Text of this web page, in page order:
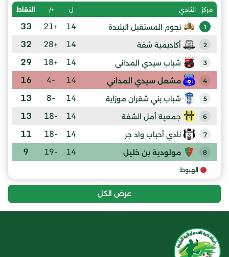
مركز النادي ل +/- النقاط
1 نجوم المستقبل البليدة 14
+21
33
2 أكاديمية شفة 14
+28
32
3 شباب سيدي المداني 14
+18
29
4 مشعل سيدي المداني 14
-4
16
5 شباب بني شقران موزاية 14
-8
13
6 جمعية أمل الشفة 14
-18
13
7 نادي أحباب واد جر 14
-18
11
8 مولودية بن خليل 14
-19
9
الهبوط
عرض الكل